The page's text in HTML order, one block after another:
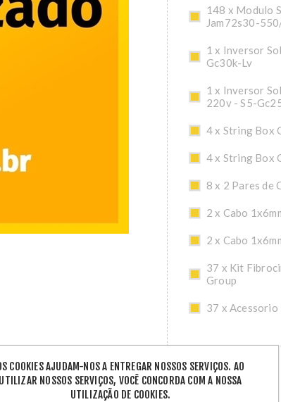
148 x Modulo
Jam72s30-
1 x Inversor
Gc30k-Lv
1 x Inversor
220v - S5-
4 x String Box
4 x String Box
8 x 2 Pares de
2 x Cabo
2 x Cabo
37 x Kit
Group
37 x Acessorio
COOKIES AJUDAM-NOS A ENTREGAR NOSSOS SERVIÇOS. AO
UTILIZAR NOSSOS SERVIÇOS, VOCÊ CONCORDA COM A NOSSA
UTILIZAÇÃO DE COOKIES.